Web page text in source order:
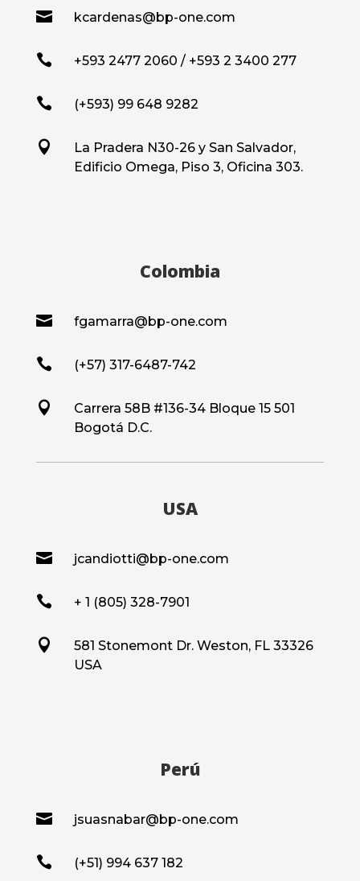
 kcardenas@bp-one.com
 +593 2477 2060 / +593 2 3400 277
 (+593) 99 648 9282

La Pradera N30-26 y San Salvador,
Edificio Omega, Piso 3, Oficina 303.
Colombia
 fgamarra@bp-one.com
 (+57) 317-6487-742

Carrera 58B #136-34 Bloque 15 501
Bogotá D.C.
USA
 jcandiotti@bp-one.com
 + 1 (805) 328-7901

581 Stonemont Dr. Weston, FL 33326
USA
Perú
 jsuasnabar@bp-one.com
 (+51) 994 637 182